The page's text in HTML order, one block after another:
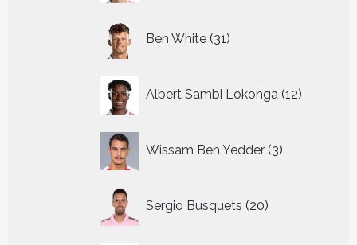
Ben White 31
producten
Albert Sambi Lokonga 12
Wissam Ben Yedder 3
producten
Sergio Busquets 20
producten